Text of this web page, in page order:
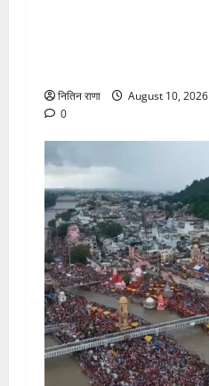
नितिन राणा
August 10, 2026
0